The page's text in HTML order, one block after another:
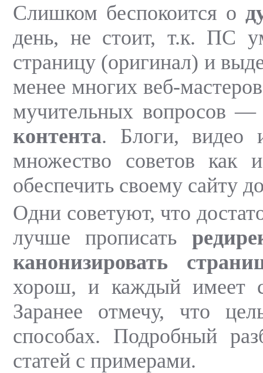
Слишком беспокоится о
день, не стоит, т.к. ПС
страницу (оригинал) и
менее многих веб-
мучительных вопросов —
контента. Блоги, видео
множество советов как
обеспечить своему сайту
Одни советуют, что
лучше прописать
канонизировать
хорош, и каждый имеет
Заранее отмечу, что
способах. Подробный
статей с примерами.